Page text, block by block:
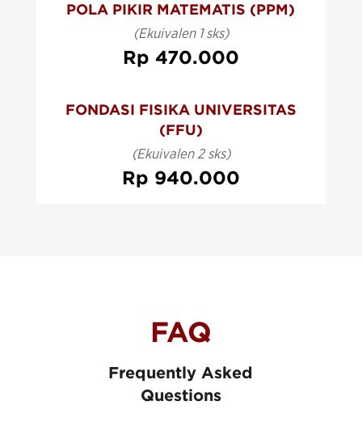
POLA PIKIR MATEMATIS (PPM)
(Ekuivalen 1 sks)
Rp 470.000
FONDASI FISIKA UNIVERSITAS
(FFU)
(Ekuivalen 2 sks)
Rp 940.000
FAQ
Frequently Asked
Questions